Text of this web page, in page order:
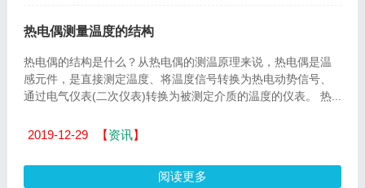
热电偶测量温度的结构
热电偶的结构是什么？从热电偶的测温原理来说，热电偶是温
感元件，是直接测定温度、将温度信号转换为热电动势信号、
通过电气仪表(二次仪表)转换为被测定介质的温度的仪表。 热...
2019-12-29 【资讯】
阅读更多